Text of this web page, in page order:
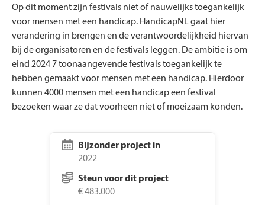
Op dit moment zijn festivals niet of nauwelijks toegankelijk
voor mensen met een handicap. HandicapNL gaat hier
verandering in brengen en de verantwoordelijkheid hiervan
bij de organisatoren en de festivals leggen. De ambitie is om
eind 2024 7 toonaangevende festivals toegankelijk te
hebben gemaakt voor mensen met een handicap. Hierdoor
kunnen 4000 mensen met een handicap een festival
bezoeken waar ze dat voorheen niet of moeizaam konden.
Bijzonder project in
2022
Steun voor dit project
€ 483.000